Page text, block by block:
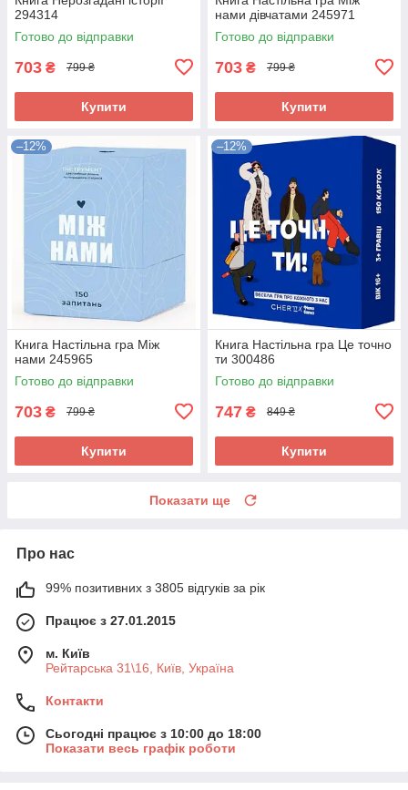
294314
Готово до відправки
703 ₴ 799 ₴
Купити
нами дівчатами 245971
Готово до відправки
703 ₴ 799 ₴
Купити
–12%
Книга Настільна гра Між
нами 245965
Готово до відправки
703 ₴ 799 ₴
Купити
–12%
Книга Настільна гра Це точно
ти 300486
Готово до відправки
747 ₴ 849 ₴
Купити
Показати ще
Про нас
99% позитивних з 3805 відгуків за рік
Працює з 27.01.2015
м. Київ
Рейтарська 31\16, Київ, Україна
Контакти
Сьогодні працює з 10:00 до 18:00
Показати весь графік роботи